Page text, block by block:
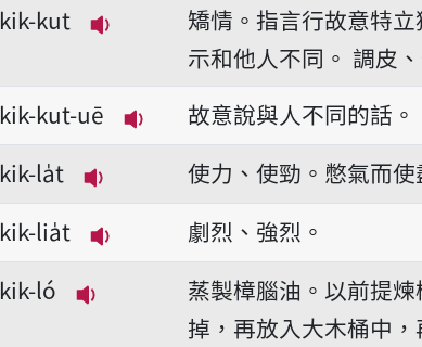
kik-kut
播放音讀kik-kut
矯情。指言行故意特
示和他人不同。 調皮
kik-kut-uē
播放音讀kik-kut-uē
故意說與人不同的話。
kik-la̍t
播放音讀kik-la̍t
使力、使勁。憋氣而使
kik-lia̍t
播放音讀kik-lia̍t
劇烈、強烈。
kik-ló
播放音讀kik-ló
蒸製樟腦油。以前提
掉，再放入大木桶中